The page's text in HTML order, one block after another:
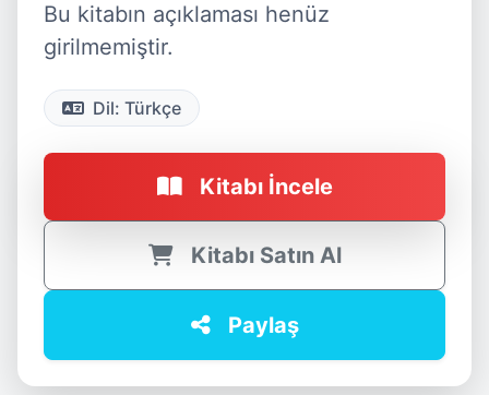
Bu kitabın açıklaması henüz
girilmemiştir.
Dil: Türkçe
Kitabı İncele
Kitabı Satın Al
Paylaş